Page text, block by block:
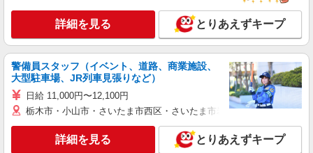
詳細を見る とりあえずキープ
警備員スタッフ（イベント、道路、商業施設、
大型駐車場、JR列車見張りなど）
日給 11,000円〜12,100円
栃木市・小山市・さいたま市西区・さいたま市岩槻区・久喜市・蓮田
詳細を見る とりあえずキープ